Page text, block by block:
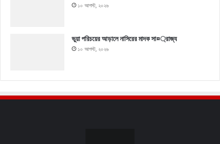
১০ আগস্ট, ২০২৬
ভুয়া পরিচয়ের আড়ালে নাসিরের মাদক সা¤্রাজ্য
১০ আগস্ট, ২০২৬